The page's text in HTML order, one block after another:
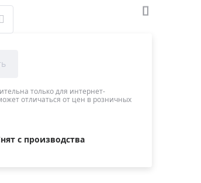
неразрушающего контроля
теплового контроля
проводки
дальномеры
только для интернет-
отличаться от цен в розничных
с производства